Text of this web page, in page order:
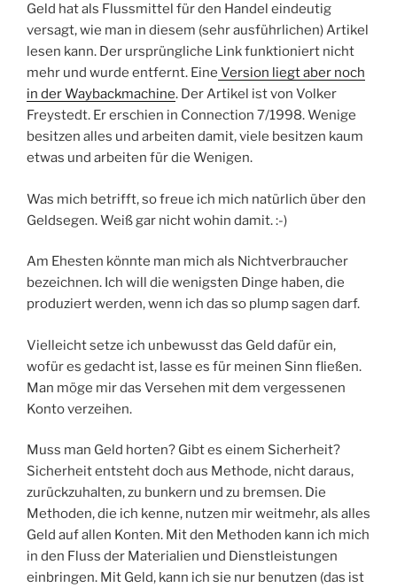
Geld hat als Flussmittel für den Handel eindeutig
versagt, wie man in diesem (sehr ausführlichen) Artikel
lesen kann. Der ursprüngliche Link funktioniert nicht
mehr und wurde entfernt. Eine Version liegt aber noch
in der Waybackmachine. Der Artikel ist von Volker
Freystedt. Er erschien in Connection 7/1998. Wenige
besitzen alles und arbeiten damit, viele besitzen kaum
etwas und arbeiten für die Wenigen.
Was mich betrifft, so freue ich mich natürlich über den
Geldsegen. Weiß gar nicht wohin damit. :-)
Am Ehesten könnte man mich als Nichtverbraucher
bezeichnen. Ich will die wenigsten Dinge haben, die
produziert werden, wenn ich das so plump sagen darf.
Vielleicht setze ich unbewusst das Geld dafür ein,
wofür es gedacht ist, lasse es für meinen Sinn fließen.
Man möge mir das Versehen mit dem vergessenen
Konto verzeihen.
Muss man Geld horten? Gibt es einem Sicherheit?
Sicherheit entsteht doch aus Methode, nicht daraus,
zurückzuhalten, zu bunkern und zu bremsen. Die
Methoden, die ich kenne, nutzen mir weitmehr, als alles
Geld auf allen Konten. Mit den Methoden kann ich mich
in den Fluss der Materialien und Dienstleistungen
einbringen. Mit Geld, kann ich sie nur benutzen (das ist